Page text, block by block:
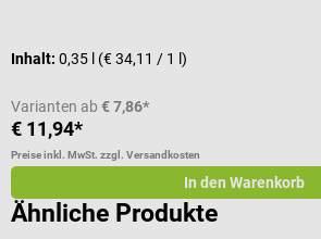
Inhalt: 0,35 l (€ 34,11 / 1 l)
Varianten ab € 7,86*
€ 11,94*
Preise inkl. MwSt. zzgl. Versandkosten
In den Warenkorb
Ähnliche Produkte